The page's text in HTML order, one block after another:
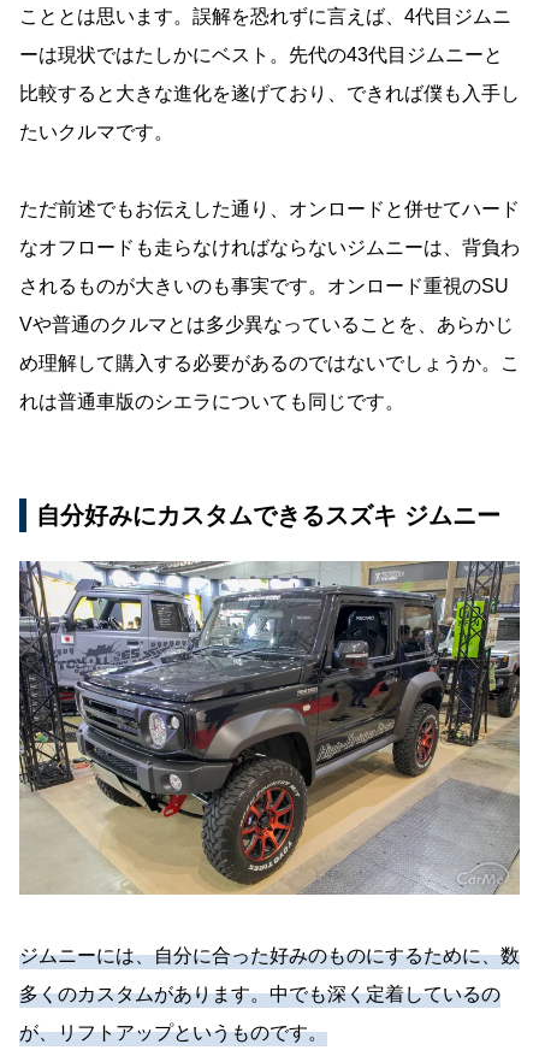
こととは思います。誤解を恐れずに言えば、4代目ジムニ
ーは現状ではたしかにベスト。先代の43代目ジムニーと
比較すると大きな進化を遂げており、できれば僕も入手し
たいクルマです。
ただ前述でもお伝えした通り、オンロードと併せてハード
なオフロードも走らなければならないジムニーは、背負わ
されるものが大きいのも事実です。オンロード重視のSU
Vや普通のクルマとは多少異なっていることを、あらかじ
め理解して購入する必要があるのではないでしょうか。こ
れは普通車版のシエラについても同じです。
自分好みにカスタムできるスズキ ジムニー
ジムニーには、自分に合った好みのものにするために、数
多くのカスタムがあります。中でも深く定着しているの
が、リフトアップというものです。